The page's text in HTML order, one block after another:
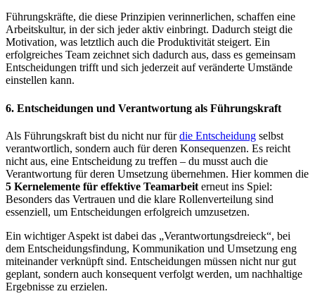
Führungskräfte, die diese Prinzipien verinnerlichen, schaffen eine
Arbeitskultur, in der sich jeder aktiv einbringt. Dadurch steigt die
Motivation, was letztlich auch die Produktivität steigert. Ein
erfolgreiches Team zeichnet sich dadurch aus, dass es gemeinsam
Entscheidungen trifft und sich jederzeit auf veränderte Umstände
einstellen kann.
6. Entscheidungen und Verantwortung als Führungskraft
Als Führungskraft bist du nicht nur fürdie Entscheidung selbst
verantwortlich, sondern auch für deren Konsequenzen. Es reicht
nicht aus, eine Entscheidung zu treffen – du musst auch die
Verantwortung für deren Umsetzung übernehmen. Hier kommen die
5 Kernelemente für effektive Teamarbeit erneut ins Spiel:
Besonders das Vertrauen und die klare Rollenverteilung sind
essenziell, um Entscheidungen erfolgreich umzusetzen.
Ein wichtiger Aspekt ist dabei das „Verantwortungsdreieck“, bei
dem Entscheidungsfindung, Kommunikation und Umsetzung eng
miteinander verknüpft sind. Entscheidungen müssen nicht nur gut
geplant, sondern auch konsequent verfolgt werden, um nachhaltige
Ergebnisse zu erzielen.